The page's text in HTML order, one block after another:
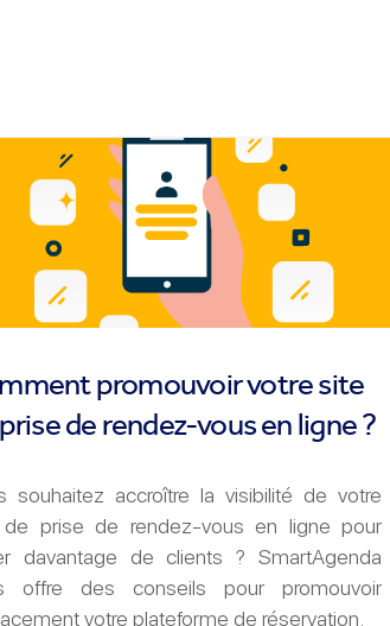
promouvoir votre site
de rendez-vous en ligne ?
souhaitez accroître la visibilité de votre
prise de rendez-vous en ligne pour
davantage de clients ? SmartAgenda
offre des conseils pour promouvoir
votre plateforme de réservation.